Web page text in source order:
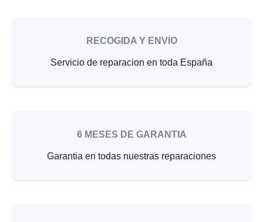
RECOGIDA Y ENVIO
Servicio de reparacion en toda España
6 MESES DE GARANTIA
Garantia en todas nuestras reparaciones